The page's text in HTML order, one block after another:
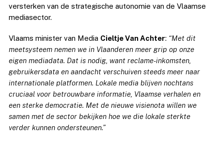
versterken van de strategische autonomie van de Vlaamse
mediasector.
Vlaams minister van Media Cieltje Van Achter: “Met dit
meetsysteem nemen we in Vlaanderen meer grip op onze
eigen mediadata. Dat is nodig, want reclame-inkomsten,
gebruikersdata en aandacht verschuiven steeds meer naar
internationale platformen. Lokale media blijven nochtans
cruciaal voor betrouwbare informatie, Vlaamse verhalen en
een sterke democratie. Met de nieuwe visienota willen we
samen met de sector bekijken hoe we die lokale sterkte
verder kunnen ondersteunen.”